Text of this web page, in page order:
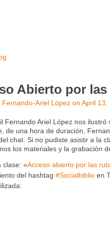
Abierto por
Fernando-Ariel López on April 13,
Fernando Ariel López nos
de una hora de duración,
chat. Si no pudiste asistir a la
los materiales y la grabación
clase: «Acceso abierto por las
del hashtag #Socialbiblio en